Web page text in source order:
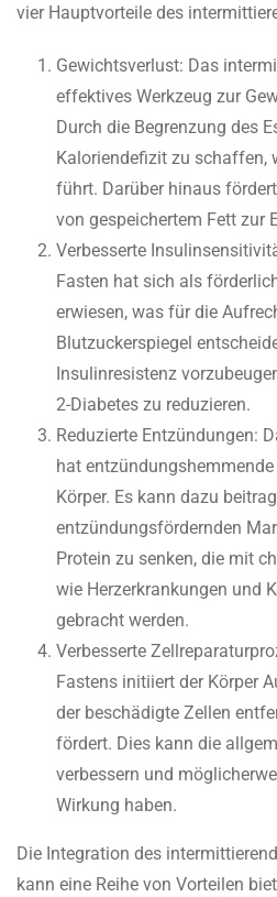
vier Hauptvorteile des
Gewichtsverlust: Das
effektives Werkzeug zur
Durch die Begrenzung des
Kaloriendefizit zu schaffen,
führt. Darüber hinaus
von gespeichertem Fett zur
Verbesserte
Fasten hat sich als
erwiesen, was für die
Blutzuckerspiegel
Insulinresistenz
2-Diabetes zu reduzieren.
Reduzierte Entzündungen:
hat
Körper. Es kann dazu
entzündungsfördernden
Protein zu senken, die mit
wie Herzerkrankungen und
gebracht werden.
Verbesserte
Fastens initiiert der Körper
der beschädigte Zellen
fördert. Dies kann die
verbessern und
Wirkung haben.
Die Integration des
kann eine Reihe von Vorteilen